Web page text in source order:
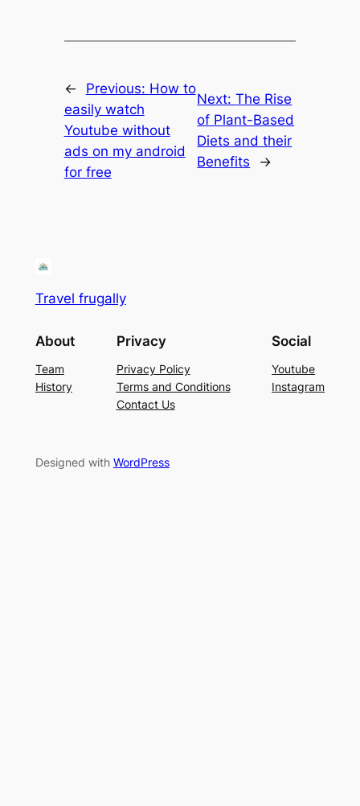
← Previous: How to
easily watch
Youtube without
ads on my android
for free
Next:The Rise
of Plant-Based
Diets and their
Benefits
→
Travel frugally
About
Team
History
Privacy
Privacy Policy
Terms and Conditions
Contact Us
Social
Youtube
Instagram
Designed with WordPress